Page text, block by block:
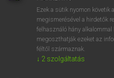
BELÉPÉS
Ezek a sütik nyomon követik
megismerésével a hirdetők
felhasználó hány
megoszthatják ezeket az
féltől származnak.
↓ 2 szolgáltatás